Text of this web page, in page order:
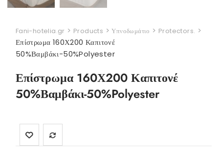
Fani-hotelia.gr > Products >Υπνοδωμάτιο > Protectors. >
Επίστρωμα 160Χ200 Καπιτονέ
50%Βαμβάκι-50%Polyester
Επίστρωμα 160Χ200 Καπιτονέ
50%Βαμβάκι-50%Polyester